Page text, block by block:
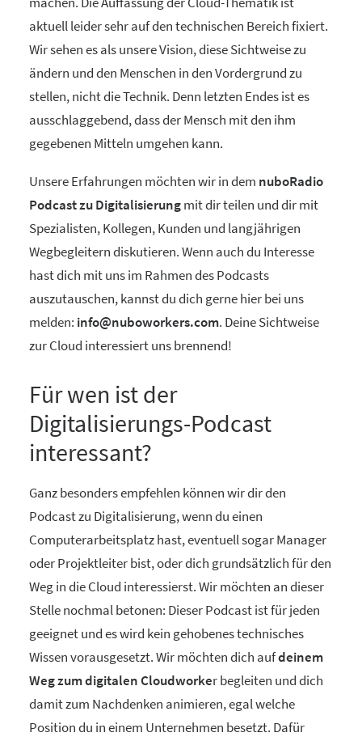
aktuell leider sehr auf den technischen Bereich fixiert.
Wir sehen es als unsere Vision, diese Sichtweise zu
ändern und den Menschen in den Vordergrund zu
stellen, nicht die Technik. Denn letzten Endes ist es
ausschlaggebend, dass der Mensch mit den ihm
gegebenen Mitteln umgehen kann.
Unsere Erfahrungen möchten wir in dem nuboRadio
Podcast zu Digitalisierungmit dir teilen und dir mit
Spezialisten, Kollegen, Kunden und langjährigen
Wegbegleitern diskutieren. Wenn auch du Interesse
hast dich mit uns im Rahmen des Podcasts
auszutauschen, kannst du dich gerne hier bei uns
melden: info@nuboworkers.com. Deine Sichtweise
zur Cloud interessiert uns brennend!
Für wen ist der
Digitalisierungs-Podcast
interessant?
Ganz besonders empfehlen können wir dir den
Podcast zu Digitalisierung, wenn du einen
Computerarbeitsplatz hast, eventuell sogar Manager
oder Projektleiter bist, oder dich grundsätzlich für den
Weg in die Cloud interessierst. Wir möchten an dieser
Stelle nochmal betonen: Dieser Podcast ist für jeden
geeignet und es wird kein gehobenes technisches
Wissen vorausgesetzt. Wir möchten dich aufdeinem
Weg zum digitalen Cloudworker begleiten und dich
damit zum Nachdenken animieren, egal welche
Position du in einem Unternehmen besetzt. Dafür